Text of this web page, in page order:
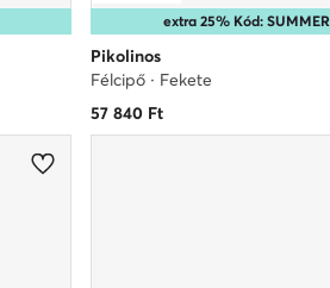
extra 25% Kód: SUMMER
Pikolinos
Félcipő · Fekete
57 840 Ft